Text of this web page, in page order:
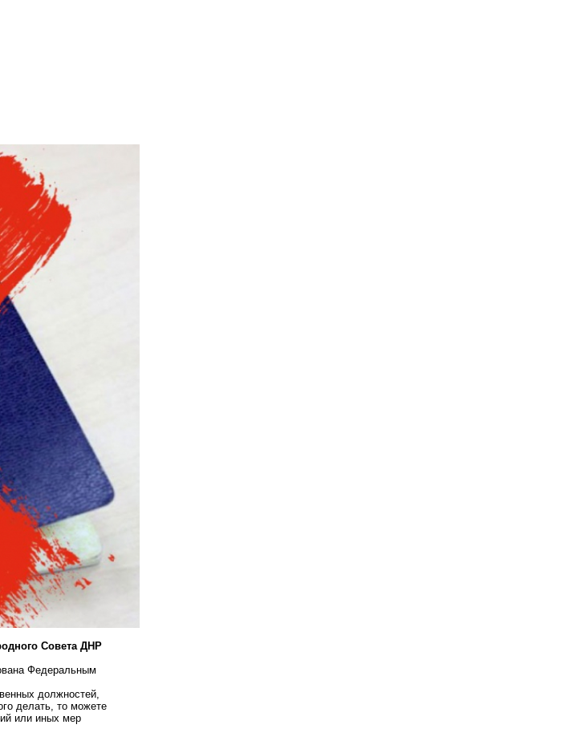
Совета ДНР
Федеральным
должностей,
делать, то можете
или иных мер